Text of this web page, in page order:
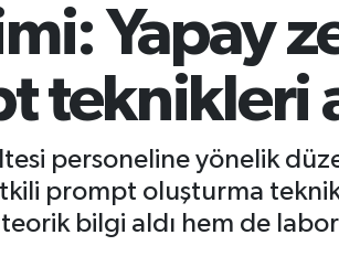
Yapay
teknikleri
personeline yönelik
prompt oluşturma
bilgi aldı hem de